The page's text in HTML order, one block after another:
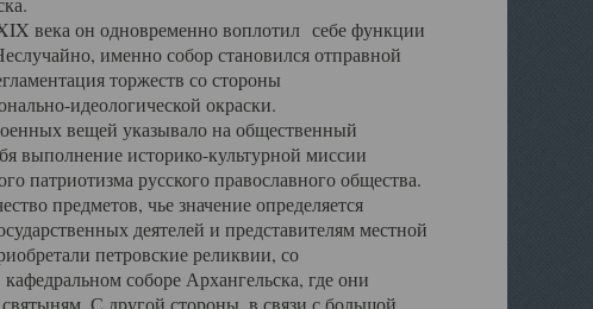
он одновременно воплотил себе функции
именно собор становился отправной
торжеств со стороны
идеологической окраски.
вещей указывало на общественный
выполнение историко-культурной миссии
патриотизма русского православного общества.
предметов, чье значение определяется
деятелей и представителям местной
петровские реликвии, со
соборе Архангельска, где они
С другой стороны, в связи с большой